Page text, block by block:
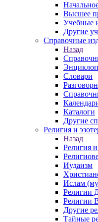
Высшее
Учебные
Другие
Справочные
Назад
Словари
Каталоги
Другие
Религия и
Назад
Религия и
Иудаизм
Ислам
Религии
Религии
Другие
Тайные